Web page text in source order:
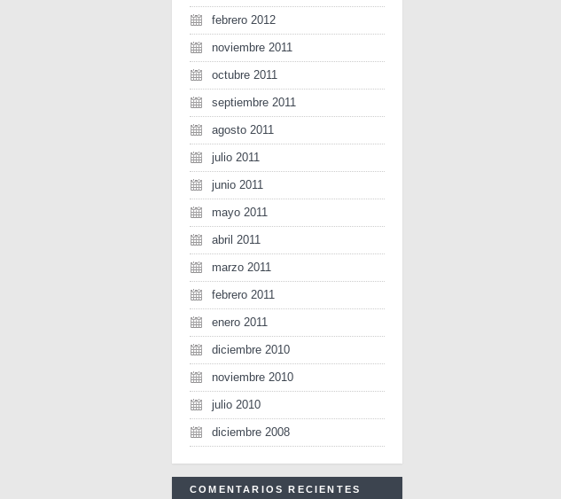
febrero 2012
noviembre 2011
octubre 2011
septiembre 2011
agosto 2011
julio 2011
junio 2011
mayo 2011
abril 2011
marzo 2011
febrero 2011
enero 2011
diciembre 2010
noviembre 2010
julio 2010
diciembre 2008
COMENTARIOS RECIENTES